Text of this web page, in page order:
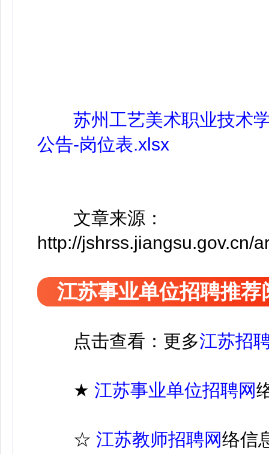
苏州工艺美术职业技术
公告-岗位表.xlsx
文章来源：
http://jshrss.jiangsu.gov.cn/
江苏事业单位招聘推荐
点击查看：更多江苏招
★ 江苏事业单位招聘网
☆ 江苏教师招聘网络信